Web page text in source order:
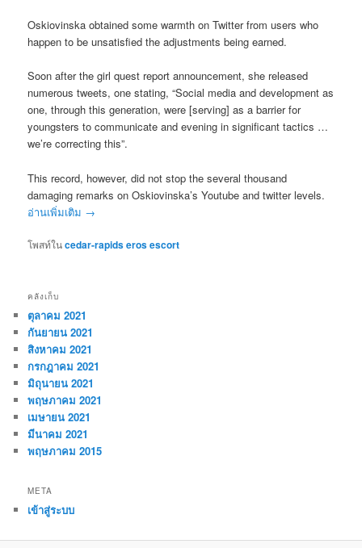
Oskiovinska obtained some warmth on Twitter from users who
happen to be unsatisfied the adjustments being earned.
Soon after the girl quest report announcement, she released
numerous tweets, one stating, “Social media and development as
one, through this generation, were [serving] as a barrier for
youngsters to communicate and evening in significant tactics …
we’re correcting this”.
This record, however, did not stop the several thousand
damaging remarks on Oskiovinska’s Youtube and twitter levels.
อ่านเพิ่มเติม →
โพสท์ในcedar-rapids eros escort
คลังเก็บ
ตุลาคม 2021
กันยายน 2021
สิงหาคม 2021
กรกฎาคม 2021
มิถุนายน 2021
พฤษภาคม 2021
เมษายน 2021
มีนาคม 2021
พฤษภาคม 2015
META
เข้าสู่ระบบ